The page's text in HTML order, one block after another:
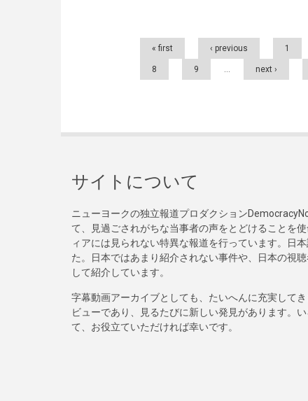
Pages
« first ‹ previous 1
8 9 … next ›
サイトについて
ニューヨークの独立報道プロダクション
て、見過ごされがちな当事者の声をとどけることを
ィアには見られない特異な報道を行っています。日
た。日本ではあまり紹介されない事件や、日本の視
して紹介しています。
字幕動画アーカイブとしても、たいへんに充実して
ビューであり、見るたびに新しい発見があります。
て、お役立ていただければ幸いです。